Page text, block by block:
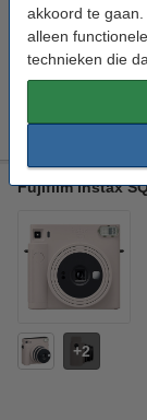
akkoord te
alleen
technieken die
GP CR2 Lithium
€ 4,95
Instant fotopapier
Fujifilm instax
2